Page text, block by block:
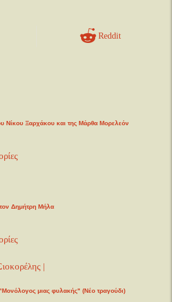
Reddit
Νίκου Ξαρχάκου και της Μάρθα Μορελεόν
Δημήτρη Μήλα
μιας φυλακής" (Νέο τραγούδι)